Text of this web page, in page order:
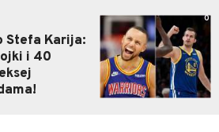
Stefa Karija:
i 40
0